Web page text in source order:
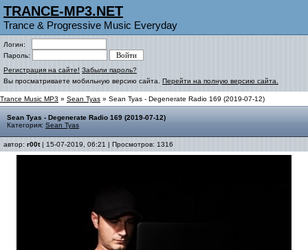
TRANCE-MP3.NET
Trance & Progressive Music Everyday
Логин:
Пароль:
Регистрация на сайте! Забыли пароль?
Вы просматриваете мобильную версию сайта. Перейти на полную версию сайта.
Trance Music MP3 » Sean Tyas » Sean Tyas - Degenerate Radio 169 (2019-07-12)
Sean Tyas - Degenerate Radio 169 (2019-07-12)
Категория: Sean Tyas
автор: r00t| 15-07-2019, 06:21 | Просмотров: 1316